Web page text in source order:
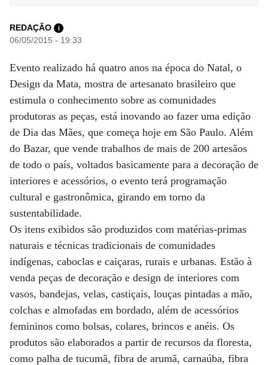
REDAÇÃO i
06/05/2015 - 19:33
Evento realizado há quatro anos na época do Natal, o
Design da Mata, mostra de artesanato brasileiro que
estimula o conhecimento sobre as comunidades
produtoras as peças, está inovando ao fazer uma edição
de Dia das Mães, que começa hoje em São Paulo. Além
do Bazar, que vende trabalhos de mais de 200 artesãos
de todo o país, voltados basicamente para a decoração de
interiores e acessórios, o evento terá programação
cultural e gastronômica, girando em torno da
sustentabilidade.
Os itens exibidos são produzidos com matérias-primas
naturais e técnicas tradicionais de comunidades
indígenas, caboclas e caiçaras, rurais e urbanas. Estão à
venda peças de decoração e design de interiores com
vasos, bandejas, velas, castiçais, louças pintadas a mão,
colchas e almofadas em bordado, além de acessórios
femininos como bolsas, colares, brincos e anéis. Os
produtos são elaborados a partir de recursos da floresta,
como palha de tucumã, fibra de arumã, carnaúba, fibra